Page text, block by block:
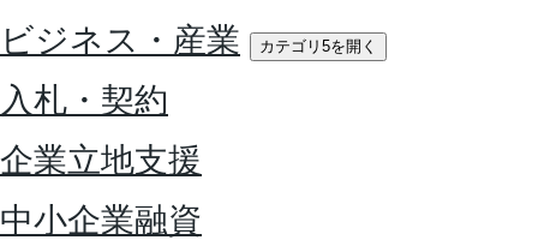
ビジネス・産業
カテゴリ5を開く
入札・契約
企業立地支援
中小企業融資